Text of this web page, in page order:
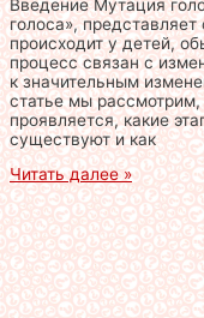
Введение Мутация
голоса»,
происходит у детей,
процесс связан с
к значительным
статье мы рассмотрим,
проявляется, какие
существуют и как
Читать далее »